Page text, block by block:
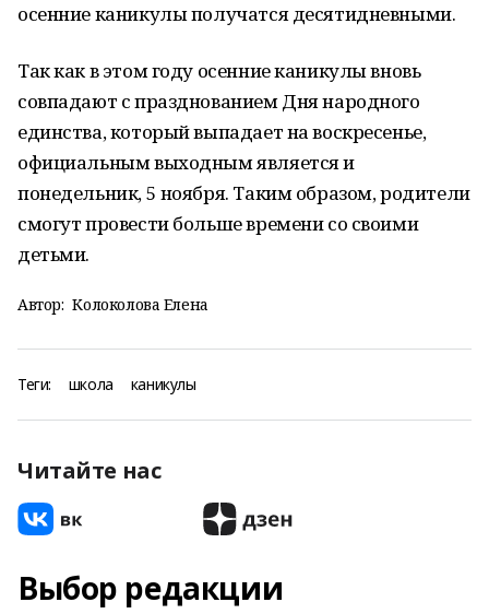
осенние каникулы получатся десятидневными.
Так как в этом году осенние каникулы вновь
совпадают с празднованием Дня народного
единства, который выпадает на воскресенье,
официальным выходным является и
понедельник, 5 ноября. Таким образом, родители
смогут провести больше времени со своими
детьми.
Автор: Колоколова Елена
Теги: школа каникулы
Читайте нас
Выбор редакции